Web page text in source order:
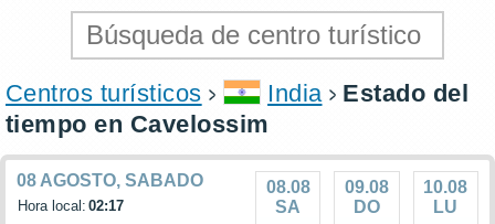
Centros turísticos India
Estado del
tiempo en Cavelossim
08 AGOSTO, SABADO
Hora local: 02:17
08.08
SA
09.08
DO
10.08
LU